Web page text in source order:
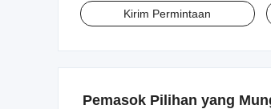
Kirim Permintaan
Pemasok Pilihan yang